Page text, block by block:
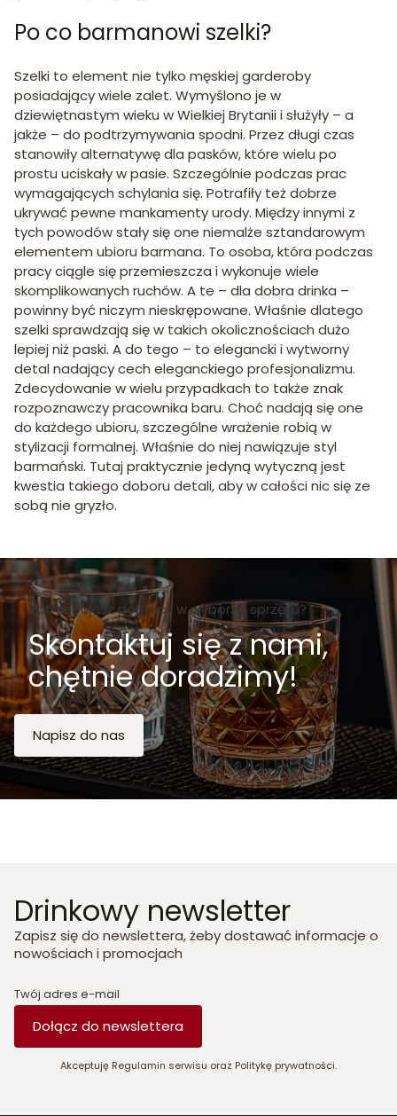
Po co barmanowi szelki?
Szelki to element nie tylko męskiej garderoby
posiadający wiele zalet. Wymyślono je w
dziewiętnastym wieku w Wielkiej Brytanii i służyły – a
jakże – do podtrzymywania spodni. Przez długi czas
stanowiły alternatywę dla pasków, które wielu po
prostu uciskały w pasie. Szczególnie podczas prac
wymagających schylania się. Potrafiły też dobrze
ukrywać pewne mankamenty urody. Między innymi z
tych powodów stały się one niemalże sztandarowym
elementem ubioru barmana. To osoba, która podczas
pracy ciągle się przemieszcza i wykonuje wiele
skomplikowanych ruchów. A te – dla dobra drinka –
powinny być niczym nieskrępowane. Właśnie dlatego
szelki sprawdzają się w takich okolicznościach dużo
lepiej niż paski. A do tego – to elegancki i wytworny
detal nadający cech eleganckiego profesjonalizmu.
Zdecydowanie w wielu przypadkach to także znak
rozpoznawczy pracownika baru. Choć nadają się one
do każdego ubioru, szczególne wrażenie robią w
stylizacji formalnej. Właśnie do niej nawiązuje styl
barmański. Tutaj praktycznie jedyną wytyczną jest
kwestia takiego doboru detali, aby w całości nic się ze
sobą nie gryzło.
Potrzebujesz pomocy w wyborze sprzętu?
Skontaktuj się z nami,
chętnie doradzimy!
Napisz do nas
Drinkowy newsletter
Zapisz się do newslettera, żeby dostawać informacje o
nowościach i promocjach
Twój adres e-mail
Dołącz do newslettera
Akceptuję Regulamin serwisu oraz Politykę prywatności.